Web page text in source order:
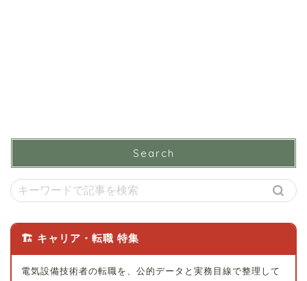
Search
🏗 キャリア・転職 特集
電気設備技術者の転職を、公的データと実務目線で整理して